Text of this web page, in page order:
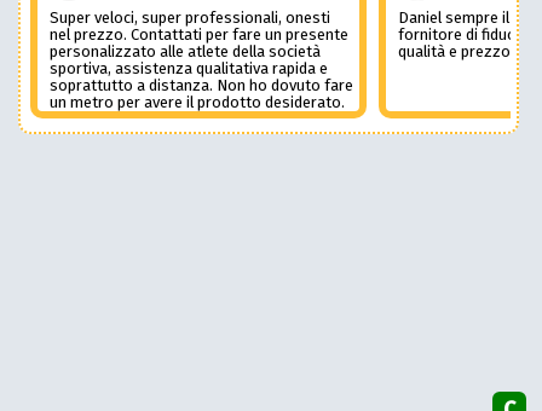
Super veloci, super professionali, onesti
nel prezzo. Contattati per fare un presente
personalizzato alle atlete della società
sportiva, assistenza qualitativa rapida e
soprattutto a distanza. Non ho dovuto fare
un metro per avere il prodotto desiderato.
Una assistenza del genere è rara e
preziosa. Credo li contatterò ancora in
Daniel sempre il
fornitore di fiducia
qualità e prezzo